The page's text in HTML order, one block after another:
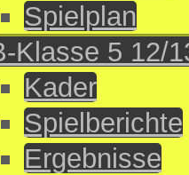
Spielplan
Klasse 5 12/
Kader
Spielberichte
Ergebnisse